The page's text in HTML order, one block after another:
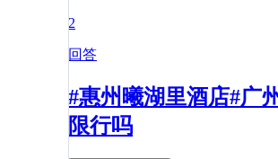
2
回答
#惠州曦湖里酒店#广
限行吗